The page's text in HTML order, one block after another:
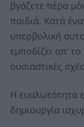
βγάζετε πέρα
παιδιά. Κατά
υπερβολική
εμποδίζει απ’
ουσιαστικές
Η ευαλωτότητα
δημιουργία